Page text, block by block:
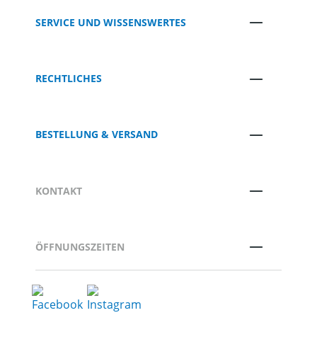
SERVICE UND WISSENSWERTES
RECHTLICHES
BESTELLUNG & VERSAND
KONTAKT
ÖFFNUNGSZEITEN